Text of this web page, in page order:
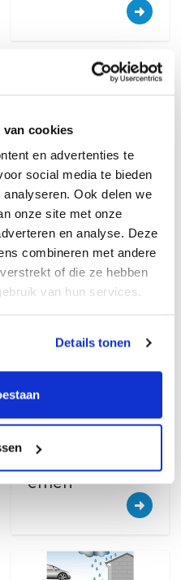
van cookies
en advertenties te
social media te bieden
Ook delen we
onze site met onze
en analyse. Deze
combineren met andere
of die ze hebben
van hun services.
Details tonen
Waterdistributie
plaat MWF WV -
verdeling
drinkwater,
regenwater en
grijswater naar
tappunten
Monitoring
regenwatersyst
emen